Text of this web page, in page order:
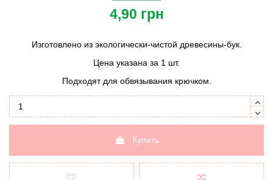
4,90 грн
Изготовлено из экологически-чистой древесины-бук.
Цена указана за 1 шт.
Подходят для обвязывания крючком.
Купить